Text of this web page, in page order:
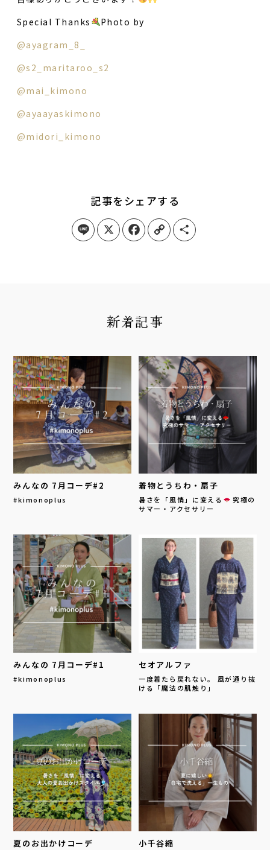
Special Thanks
Photo by
@ayagram_8_
@s2_maritaroo_s2
@mai_kimono
@ayaayaskimono
@midori_kimono
記事をシェアする
Line X Facebook Copy Link Share
新着記事
みんなの 7月コーデ#2
#kimonoplus
着物とうちわ・扇子
暑さを「風情」に変える
究極の
サマー・アクセサリー
みんなの 7月コーデ#1
#kimonoplus
セオアルファ
一度着たら戻れない。 風が通り抜
ける「魔法の肌触り」
夏のお出かけコーデ 小千谷縮